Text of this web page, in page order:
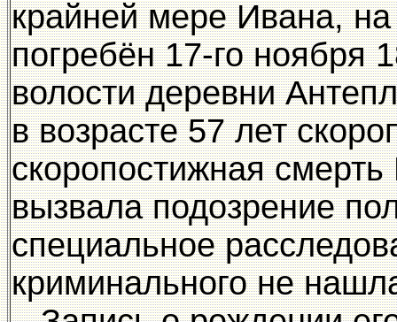
крайней мере Ивана,
погребён 17-го ноября
волости деревни
в возрасте 57 лет
скоропостижная
вызвала подозрение
специальное
криминального не